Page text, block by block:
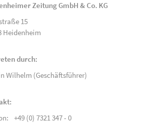
Zeitung GmbH & Co. KG
15
Heidenheim
durch:
Wilhelm (Geschäftsführer)
+49 (0) 7321 347 - 0